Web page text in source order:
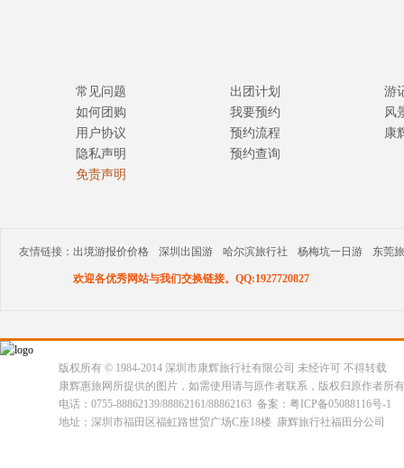
常见问题
如何团购
用户协议
隐私声明
免责声明
出团计划
我要预约
预约流程
预约查询
游
风
康
友情链接： 出境游报价价格 深圳出国游 哈尔滨旅行社 杨梅坑一日游 东莞
欢迎各优秀网站与我们交换链接。QQ:1927720827
版权所有 © 1984-2014 深圳市康辉旅行社有限公司 未经许可 不得转载
康辉惠旅网所提供的图片，如需使用请与原作者联系，版权归原作者所
电话：0755-88862139/88862161/88862163 备案：粤ICP备05088116号-1
地址：深圳市福田区福虹路世贸广场C座18楼 康辉旅行社福田分公司